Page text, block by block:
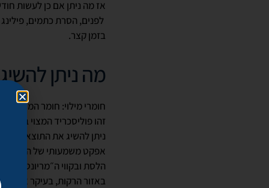
אז מה ניתן אם כן לעשות
לפנים, הסרת כתמים, פילינג
בזמן קצר.
מה ניתן
חומרי מילוי: חומר המילוי
ניתן להשיג את התוצאות
אפקט משמעותי של הצערת
הלסת ובקווי ה״מריונטה״,
באזור הרקות, בעיקר אצל